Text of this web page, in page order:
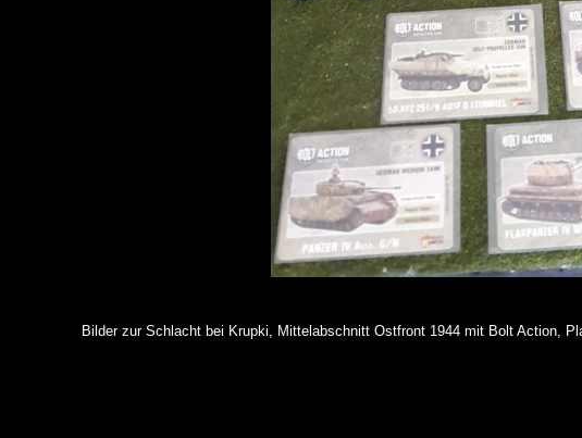
Bilder zur Schlacht bei Krupki, Mittelabschnitt Ostfront 1944 mit Bolt Action,